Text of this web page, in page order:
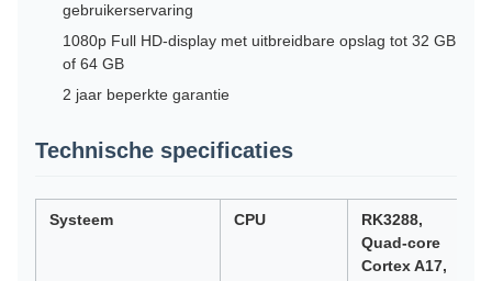
gebruikerservaring
1080p Full HD-display met uitbreidbare opslag tot 32 GB
of 64 GB
2 jaar beperkte garantie
Technische specificaties
Systeem CPU
RK3288,
Quad-core
Cortex A17,